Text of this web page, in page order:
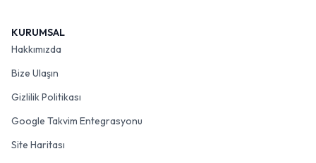
KURUMSAL
Hakkımızda
Bize Ulaşın
Gizlilik Politikası
Google Takvim Entegrasyonu
Site Haritası